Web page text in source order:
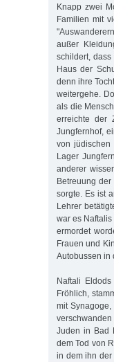
Knapp zwei
Familien mit
außer
schildert,
Haus der
denn ihre
weitergehe.
als die
erreichte der
Jungfernhof,
von jüdischen
Lager
anderer
Betreuung
sorgte. Es ist
Lehrer
war es
ermordet
Frauen und
Autobussen in
Naftali
Fröhlich,
mit
Juden in Bad
dem Tod von
in dem ihn der